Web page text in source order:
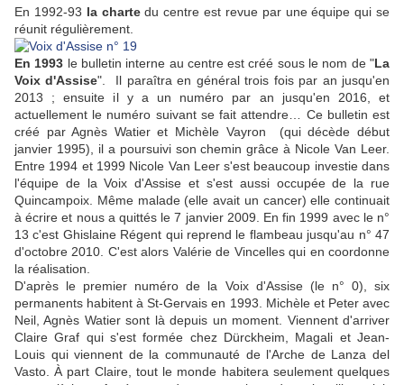
En 1992-93 la chartedu centre est revue par une équipe qui se
réunit régulièrement.
En 1993 le bulletin interne au centre est créé sous le nom de "La
Voix d'Assise". Il paraîtra en général trois fois par an jusqu'en
2013 ; ensuite il y a un numéro par an jusqu'en 2016, et
actuellement le numéro suivant se fait attendre… Ce bulletin est
créé par Agnès Watier et Michèle Vayron (qui décède début
janvier 1995), il a poursuivi son chemin grâce à Nicole Van Leer.
Entre 1994 et 1999 Nicole Van Leer s'est beaucoup investie dans
l'équipe de la Voix d'Assise et s'est aussi occupée de la rue
Quincampoix. Même malade (elle avait un cancer) elle continuait
à écrire et nous a quittés le 7 janvier 2009. En fin 1999 avec le n°
13 c'est Ghislaine Régent qui reprend le flambeau jusqu'au n° 47
d'octobre 2010. C'est alors Valérie de Vincelles qui en coordonne
la réalisation.
D'après le premier numéro de la Voix d'Assise (le n° 0), six
permanents habitent à St-Gervais en 1993. Michèle et Peter avec
Neil, Agnès Watier sont là depuis un moment. Viennent d'arriver
Claire Graf qui s'est formée chez Dürckheim, Magali et Jean-
Louis qui viennent de la communauté de l'Arche de Lanza del
Vasto. À part Claire, tout le monde habitera seulement quelques